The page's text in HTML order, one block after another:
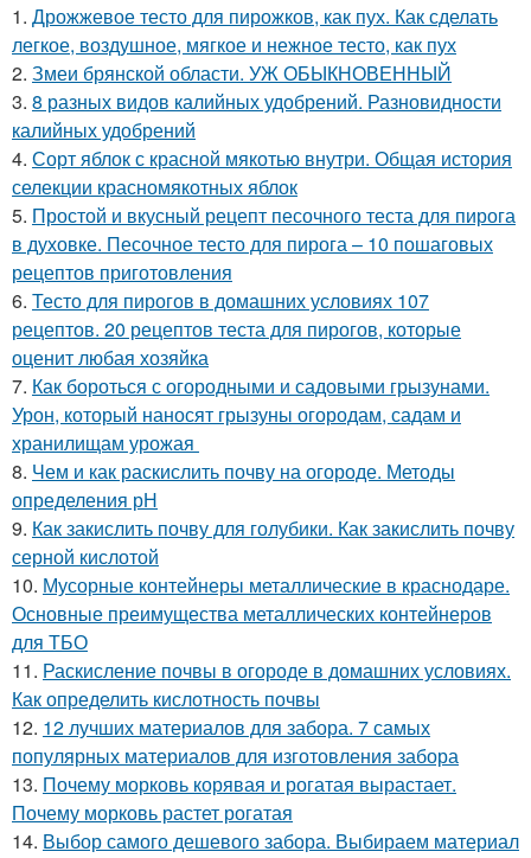
1. Дрожжевое тесто для пирожков, как пух. Как сделать
легкое, воздушное, мягкое и нежное тесто, как пух
2. Змеи брянской области. УЖ ОБЫКНОВЕННЫЙ
3. 8 разных видов калийных удобрений. Разновидности
калийных удобрений
4. Сорт яблок с красной мякотью внутри. Общая история
селекции красномякотных яблок
5. Простой и вкусный рецепт песочного теста для пирога
в духовке. Песочное тесто для пирога – 10 пошаговых
рецептов приготовления
6. Тесто для пирогов в домашних условиях 107
рецептов. 20 рецептов теста для пирогов, которые
оценит любая хозяйка
7. Как бороться с огородными и садовыми грызунами.
Урон, который наносят грызуны огородам, садам и
хранилищам урожая
8. Чем и как раскислить почву на огороде. Методы
определения рН
9. Как закислить почву для голубики. Как закислить почву
серной кислотой
10. Мусорные контейнеры металлические в краснодаре.
Основные преимущества металлических контейнеров
для ТБО
11. Раскисление почвы в огороде в домашних условиях.
Как определить кислотность почвы
12. 12 лучших материалов для забора. 7 самых
популярных материалов для изготовления забора
13. Почему морковь корявая и рогатая вырастает.
Почему морковь растет рогатая
14. Выбор самого дешевого забора. Выбираем материал